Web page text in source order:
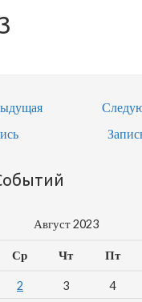
Август 2023
Ср Чт Пт
2 3 4